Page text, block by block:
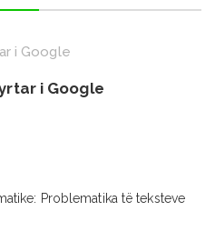
i Google
Problematika të teksteve